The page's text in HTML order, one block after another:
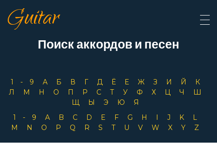
Guitar
Поиск аккордов и песен
1-9 А Б В Г Д Ё Е Ж З И Й
К
Л
М Н О П Р С Т У Ф Х Ц Ч
Ш
Щ
Ы Э Ю
Я
1-9
A B C D E F G H I J K
L
M
N O P Q R S T U V W X Y Z